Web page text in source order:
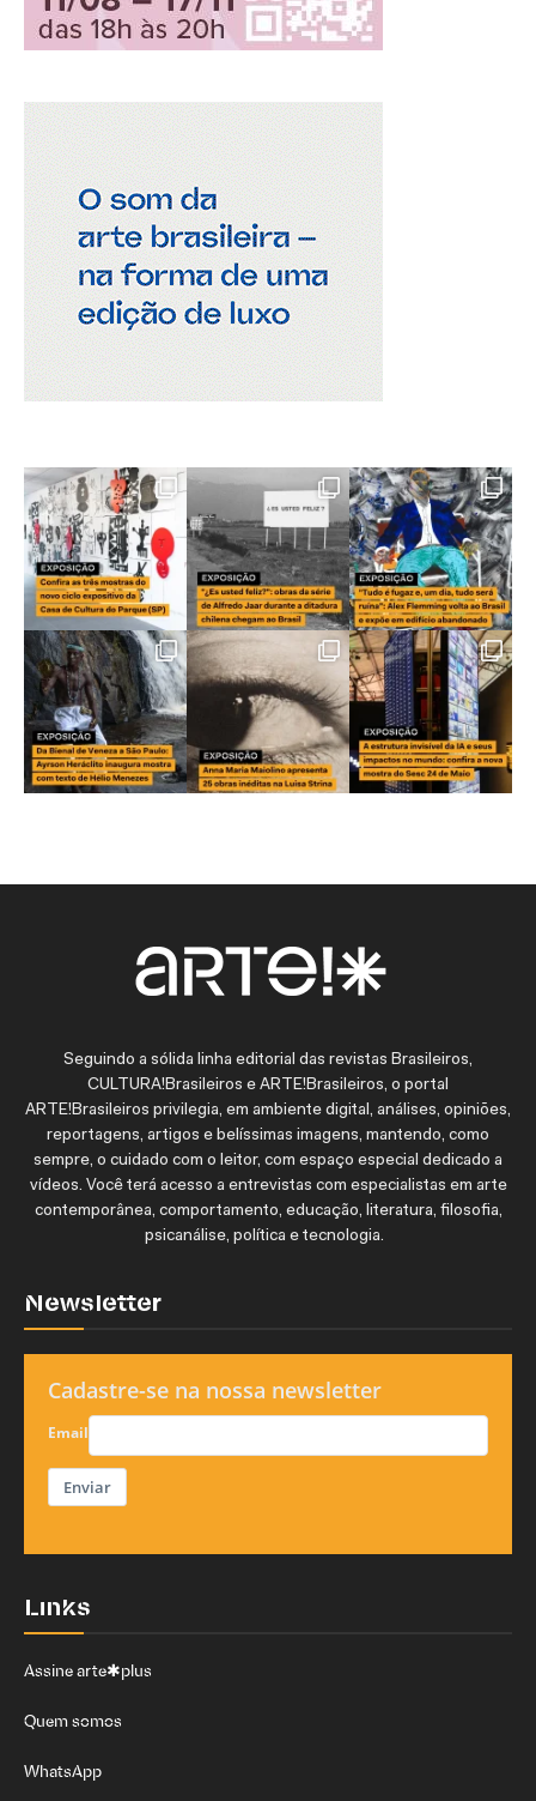
Seguindo a sólida linha editorial das revistas Brasileiros,
CULTURA!Brasileiros e ARTE!Brasileiros, o portal
ARTE!Brasileiros privilegia, em ambiente digital, análises, opiniões,
reportagens, artigos e belíssimas imagens, mantendo, como
sempre, o cuidado com o leitor, com espaço especial dedicado a
vídeos. Você terá acesso a entrevistas com especialistas em arte
contemporânea, comportamento, educação, literatura, filosofia,
psicanálise, política e tecnologia.
Newsletter
Cadastre-se na nossa newsletter
Email
Enviar
Links
Assine arte✱plus
Quem somos
WhatsApp